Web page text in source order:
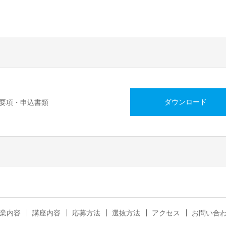
項・申込書類 ダウンロード
内容 講座内容 応募方法 選抜方法 アクセス お問い合